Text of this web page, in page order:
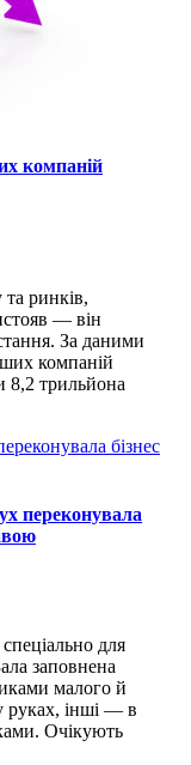
компаній
ринків,
— він
За даними
компаній
8,2 трильйона
переконувала
для
заповнена
малого й
руках, інші — в
Очікують